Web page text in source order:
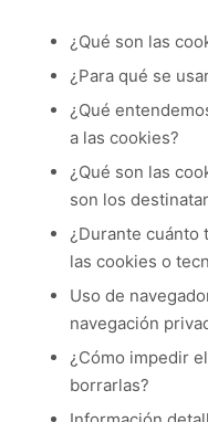
¿Qué son las
¿Para qué se
¿Qué
a las cookies?
¿Qué son las
son los
¿Durante cuánto
las cookies o
Uso de
navegación
¿Cómo impedir
borrarlas?